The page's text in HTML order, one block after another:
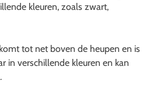
kleuren, zoals zwart,
tot net boven de heupen en is
in verschillende kleuren en kan